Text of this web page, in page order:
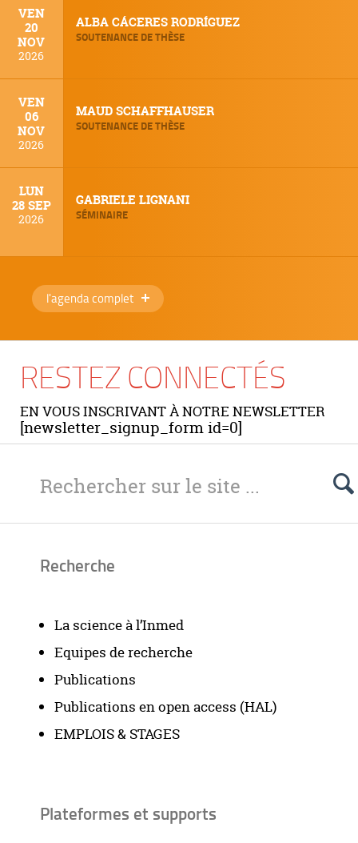
VEN
20
NOV
2026
ALBA CÁCERES RODRÍGUEZ
SOUTENANCE DE THÈSE
VEN
06
NOV
2026
MAUD SCHAFFHAUSER
SOUTENANCE DE THÈSE
LUN
28 SEP
2026
GABRIELE LIGNANI
SÉMINAIRE
l'agenda complet
RESTEZ CONNECTÉS
EN VOUS INSCRIVANT À NOTRE NEWSLETTER
[newsletter_signup_form id=0]
Recherche
La science à l’Inmed
Equipes de recherche
Publications
Publications en open access (HAL)
EMPLOIS & STAGES
Plateformes et supports